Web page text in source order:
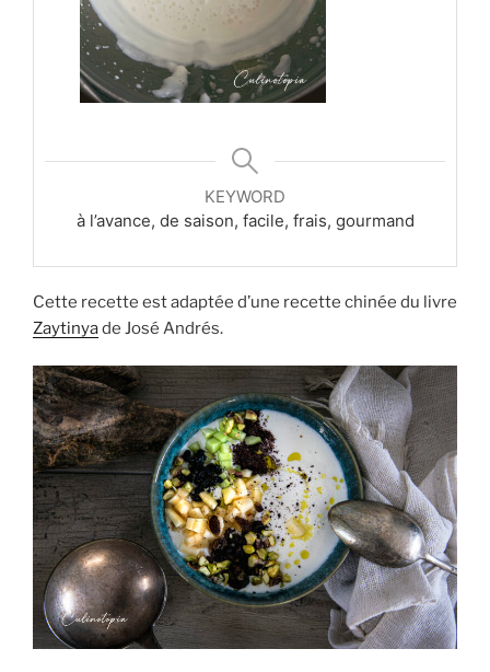
KEYWORD
à l’avance, de saison, facile, frais, gourmand
Cette recette est adaptée d’une recette chinée du livre
Zaytinyade José Andrés.